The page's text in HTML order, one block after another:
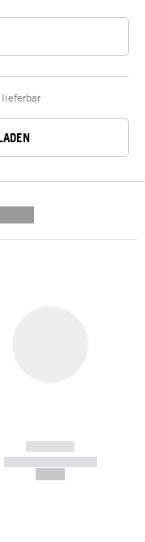
------------
----------- -----------